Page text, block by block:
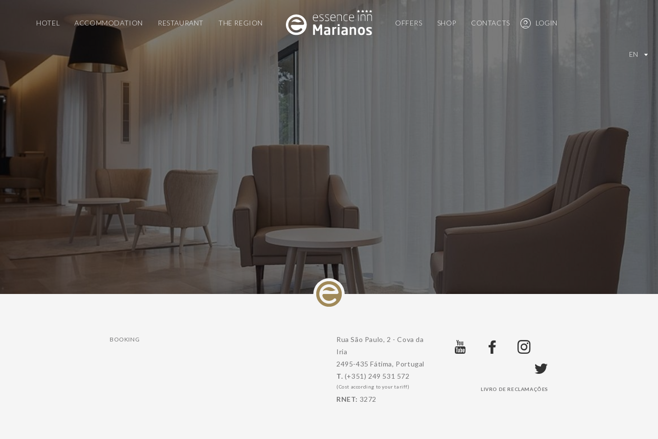
EN
HOTEL ACCOMMODATION RESTAURANT THE REGION OFFERS SHOP CONTACTS LOGIN
BOOKING
Rua São Paulo, 2 - Cova da
Iria
2495-435 Fátima, Portugal
T. (+351) 249 531 572
(Cost according to your tariff)
RNET: 3272
LIVRO DE RECLAMAÇÕES